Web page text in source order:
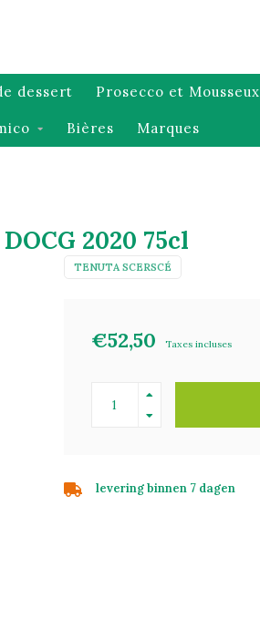
dessert Prosecco et Mousseux
Bières Marques
2020 75cl
TENUTA SCERSCÉ
€52,50 Taxes incluses
levering binnen 7 dagen